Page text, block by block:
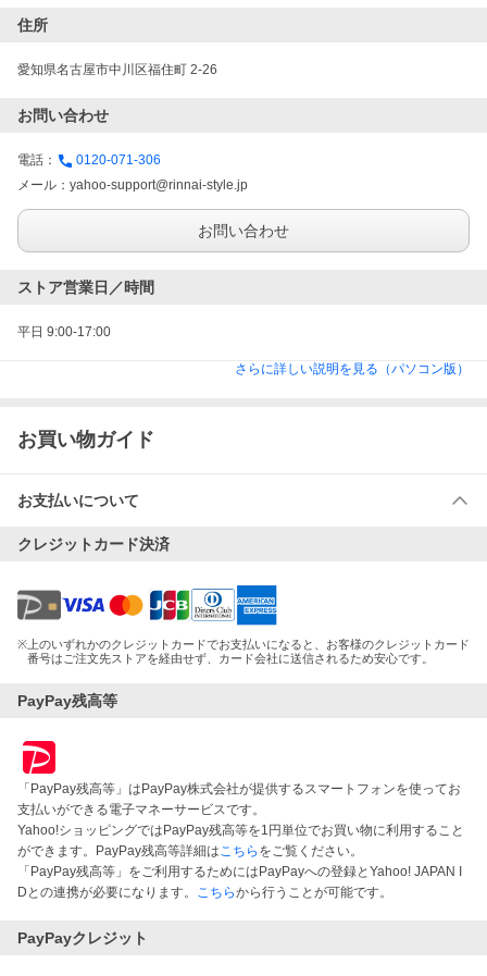
住所
愛知県名古屋市中川区福住町 2-26
お問い合わせ
電話：
0120-071-306
メール： yahoo-support@rinnai-style.jp
お問い合わせ
ストア営業日／時間
平日 9:00-17:00
さらに詳しい説明を見る（パソコン版）
お買い物ガイド
お支払いについて
クレジットカード決済
※ 上のいずれかのクレジットカードでお支払いになると、お客様のクレジットカード
番号はご注文先ストアを経由せず、カード会社に送信されるため安心です。
PayPay残高等
「PayPay残高等」はPayPay株式会社が提供するスマートフォンを使ってお
支払いができる電子マネーサービスです。
Yahoo!ショッピングではPayPay残高等を1円単位でお買い物に利用すること
ができます。PayPay残高等詳細は こちら をご覧ください。
「PayPay残高等」をご利用するためにはPayPayへの登録とYahoo! JAPAN I
Dとの連携が必要になります。
こちらから行うことが可能です。
PayPayクレジット